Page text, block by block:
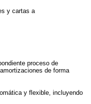
y cartas a
proceso de
de forma
y flexible, incluyendo